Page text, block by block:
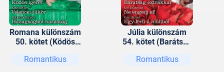
Romana különszám
50. kötet (Ködös
tükör, Hazugságból
Romantikus
Júlia különszám
54. kötet (Barátság
engedj el!, Egy férfi
Romantikus